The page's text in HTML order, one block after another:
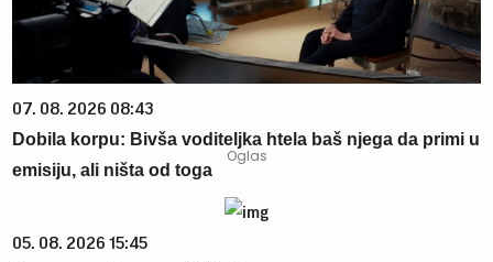
07. 08. 2026 08:43
Dobila korpu: Bivša voditeljka htela baš njega da primi u
emisiju, ali ništa od toga
05. 08. 2026 15:45